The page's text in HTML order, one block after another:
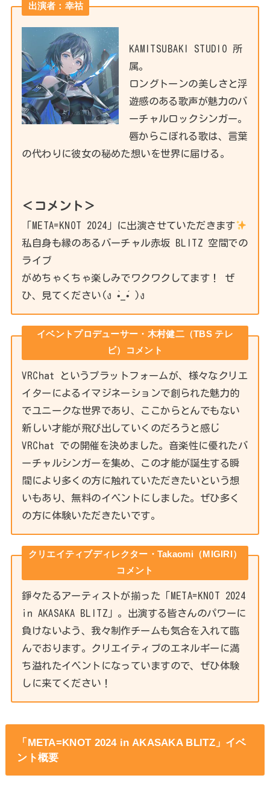
出演者：幸祜
KAMITSUBAKI STUDIO 所
属。
ロングトーンの美しさと浮
遊感のある歌声が魅力のバ
ーチャルロックシンガー。
唇からこぼれる歌は、言葉
の代わりに彼女の秘めた想いを世界に届ける。
＜コメント＞
「META=KNOT 2024」に出演させていただきます
私自身も縁のあるバーチャル赤坂 BLITZ 空間での
ライブ
がめちゃくちゃ楽しみでワクワクしてます！ ぜ
ひ、見てください(ง •̀_•́ )ง
イベントプロデューサー・木村健二（TBS テレ
ビ）コメント
VRChat というプラットフォームが、様々なクリエ
イターによるイマジネーションで創られた魅力的
でユニークな世界であり、ここからとんでもない
新しい才能が飛び出していくのだろうと感じ
VRChat での開催を決めました。音楽性に優れたバ
ーチャルシンガーを集め、この才能が誕生する瞬
間により多くの方に触れていただきたいという想
いもあり、無料のイベントにしました。ぜひ多く
の方に体験いただきたいです。
クリエイティブディレクター・Takaomi（MIGIRI）
コメント
錚々たるアーティストが揃った「META=KNOT 2024
in AKASAKA BLITZ」。出演する皆さんのパワーに
負けないよう、我々制作チームも気合を入れて臨
んでおります。クリエイティブのエネルギーに満
ち溢れたイベントになっていますので、ぜひ体験
しに来てください！
「META=KNOT 2024 in AKASAKA BLITZ」イベ
ント概要